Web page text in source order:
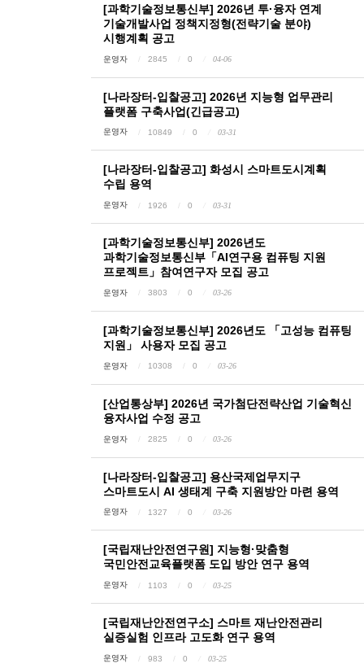
[과학기술정보통신부] 2026년 투·융자 연계
기술개발사업 정책지정형(전략기술 분야)
시행계획 공고
운영자 2845 0 04-06
[나라장터-입찰공고] 2026년 지능형 업무관리
플랫폼 구축사업(긴급공고)
운영자 10849 0 03-31
[나라장터-입찰공고] 화성시 스마트도시계획
수립 용역
운영자 1926 0 03-31
[과학기술정보통신부] 2026년도
과학기술정보통신부「AI연구용 컴퓨팅 지원
프로젝트」참여연구자 모집 공고
운영자 3803 0 03-26
[과학기술정보통신부] 2026년도 「고성능 컴퓨팅
지원」 사용자 모집 공고
운영자 10308 0 03-26
[산업통상부] 2026년 국가첨단전략산업 기술혁신
융자사업 수정 공고
운영자 2825 0 03-26
[나라장터-입찰공고] 용산국제업무지구
스마트도시 AI 생태계 구축 지원방안 마련 용역
운영자 1327 0 03-26
[국립재난안전연구원] 지능형·맞춤형
국민안전교육플랫폼 도입 방안 연구 용역
운영자 1103 0 03-25
[국립재난안전연구소] 스마트 재난안전관리
실증실험 인프라 고도화 연구 용역
운영자 983 0 03-25